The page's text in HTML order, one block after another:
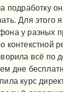
подработку
Для этого
у разных
контекстной
всё по
дне
курс